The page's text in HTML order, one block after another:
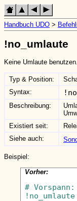
Handbuch UDO >
!no_umlaute
Keine Umlaute benutzen.
Typ & Position:
Syntax:
Beschreibung:
Existiert seit:
Siehe auch:
Beispiel:
Vorher:
# Vorspann: